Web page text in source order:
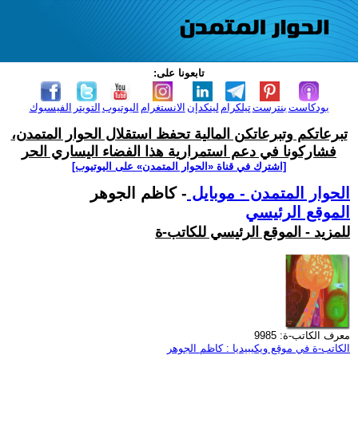
تابعونا على:
الفيسبوك التويتر اليوتيوب الانستغرام لينكدإن تيلكرامبنترست بودكاست
تبرعاتكم وتبرعاتكن المالية تحفظ استقلال الحوار المتمدن،
فشاركونا في دعم استمرارية هذا الفضاء اليساري الحر
[اشترك في قناة ‫«الحوار المتمدن» على اليوتيوب]
الحوار المتمدن - موبايل - كاظم الجوهر
الموقع الرئيسي
للمزيد - الموقع الرئيسي للكاتب-ة
معرف الكاتب-ة: 9985
الكاتب-ة في موقع ويكيبيديا : كاظم الجوهر